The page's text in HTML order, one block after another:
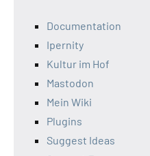
Documentation
Ipernity
Kultur im Hof
Mastodon
Mein Wiki
Plugins
Suggest Ideas